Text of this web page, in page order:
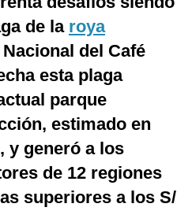
de la roya
del Café
esta plaga
parque
estimado en
y generó a los
de 12 regiones
superiores a los S/